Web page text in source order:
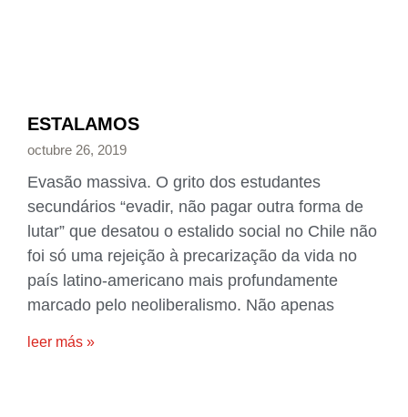
ESTALAMOS
octubre 26, 2019
Evasão massiva. O grito dos estudantes
secundários “evadir, não pagar outra forma de
lutar” que desatou o estalido social no Chile não
foi só uma rejeição à precarização da vida no
país latino-americano mais profundamente
marcado pelo neoliberalismo. Não apenas
leer más »